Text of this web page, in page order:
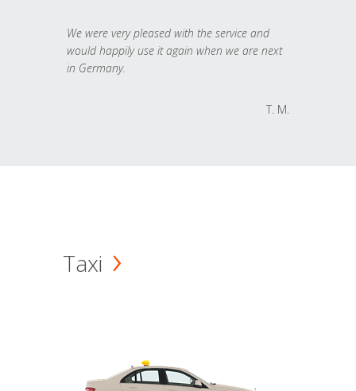
We were very pleased with the service and
would happily use it again when we are next
in Germany.
T. M.
Taxi